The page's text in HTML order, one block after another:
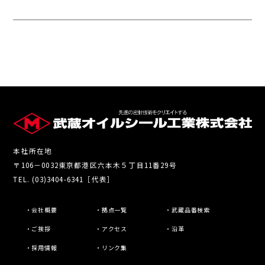
本社所在地
〒106－0032東京都港区六本木５丁目11番29号
TEL. (03)3404-6341［代表］
・会社概要 ・拠点一覧 ・武蔵品番検索
・ご挨拶 ・アクセス ・沿革
・採用情報 ・リンク集